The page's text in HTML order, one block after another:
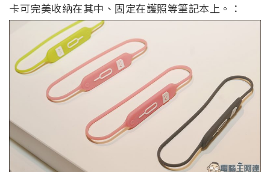
卡可完美收納在其中、固定在護照等筆記本上。：